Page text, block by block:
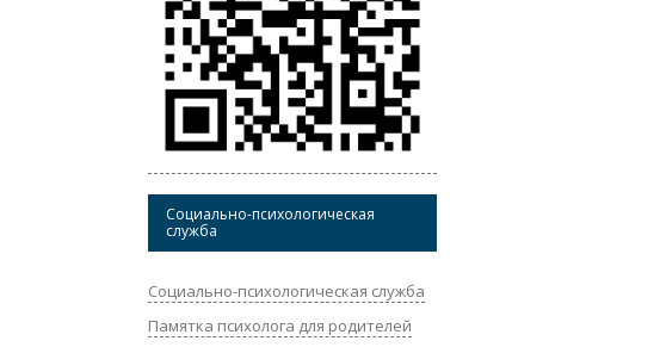
Социально-психологическая
служба
Социально-психологическая служба
Памятка психолога для родителей